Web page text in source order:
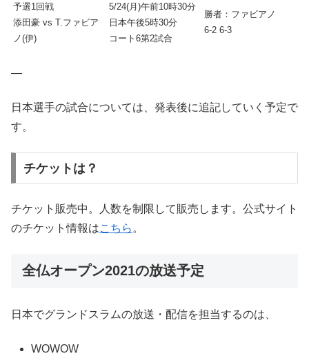
予選1回戦
添田豪 vs T.ファビア
ノ(伊)
5/24(月)午前10時30分
日本午後5時30分
コート6第2試合
勝者：ファビアノ
6-2 6-3
—
日本選手の試合については、発表後に追記していく予定で
す。
チケットは？
チケット販売中。人数を制限して販売します。公式サイト
のチケット情報はこちら 。
全仏オープン2021の放送予定
日本でグランドスラムの放送・配信を担当するのは、
WOWOW